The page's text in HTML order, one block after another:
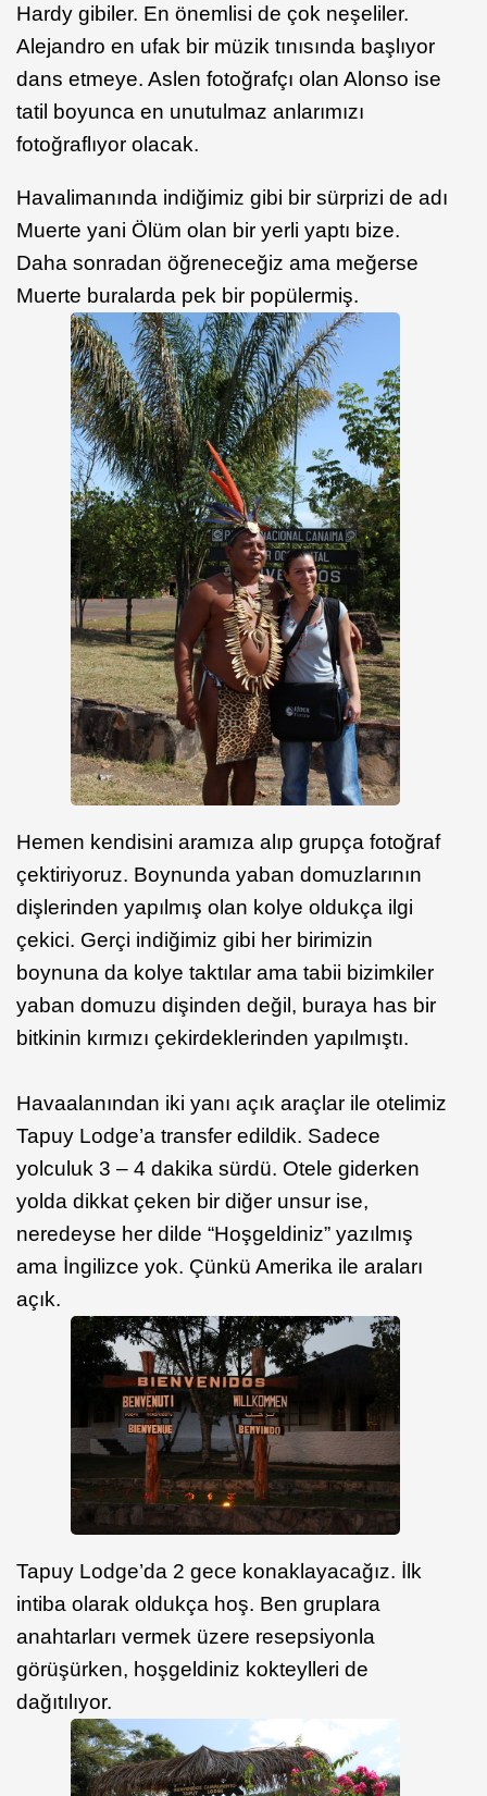
Hardy gibiler. En önemlisi de çok neşeliler.
Alejandro en ufak bir müzik tınısında başlıyor
dans etmeye. Aslen fotoğrafçı olan Alonso ise
tatil boyunca en unutulmaz anlarımızı
fotoğraflıyor olacak.
Havalimanında indiğimiz gibi bir sürprizi de adı
Muerte yani Ölüm olan bir yerli yaptı bize.
Daha sonradan öğreneceğiz ama meğerse
Muerte buralarda pek bir popülermiş.
Hemen kendisini aramıza alıp grupça fotoğraf
çektiriyoruz. Boynunda yaban domuzlarının
dişlerinden yapılmış olan kolye oldukça ilgi
çekici. Gerçi indiğimiz gibi her birimizin
boynuna da kolye taktılar ama tabii bizimkiler
yaban domuzu dişinden değil, buraya has bir
bitkinin kırmızı çekirdeklerinden yapılmıştı.
Havaalanından iki yanı açık araçlar ile otelimiz
Tapuy Lodge’a transfer edildik. Sadece
yolculuk 3 – 4 dakika sürdü. Otele giderken
yolda dikkat çeken bir diğer unsur ise,
neredeyse her dilde “Hoşgeldiniz” yazılmış
ama İngilizce yok. Çünkü Amerika ile araları
açık.
Tapuy Lodge’da 2 gece konaklayacağız. İlk
intiba olarak oldukça hoş. Ben gruplara
anahtarları vermek üzere resepsiyonla
görüşürken, hoşgeldiniz kokteylleri de
dağıtılıyor.